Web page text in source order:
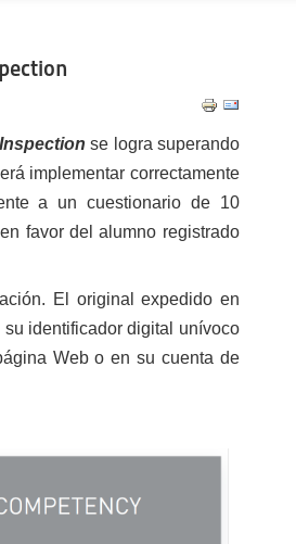
se logra superando
implementar correctamente
a un cuestionario de 10
favor del alumno registrado
El original expedido en
identificador digital unívoco
Web o en su cuenta de